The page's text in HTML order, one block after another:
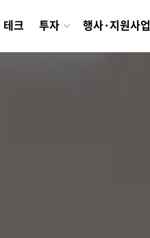
테크 투자 행사·지원사업